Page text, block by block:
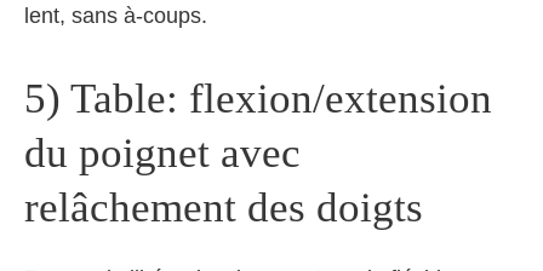
lent, sans à‑coups.
5) Table: flexion/extension
du poignet avec
relâchement des doigts